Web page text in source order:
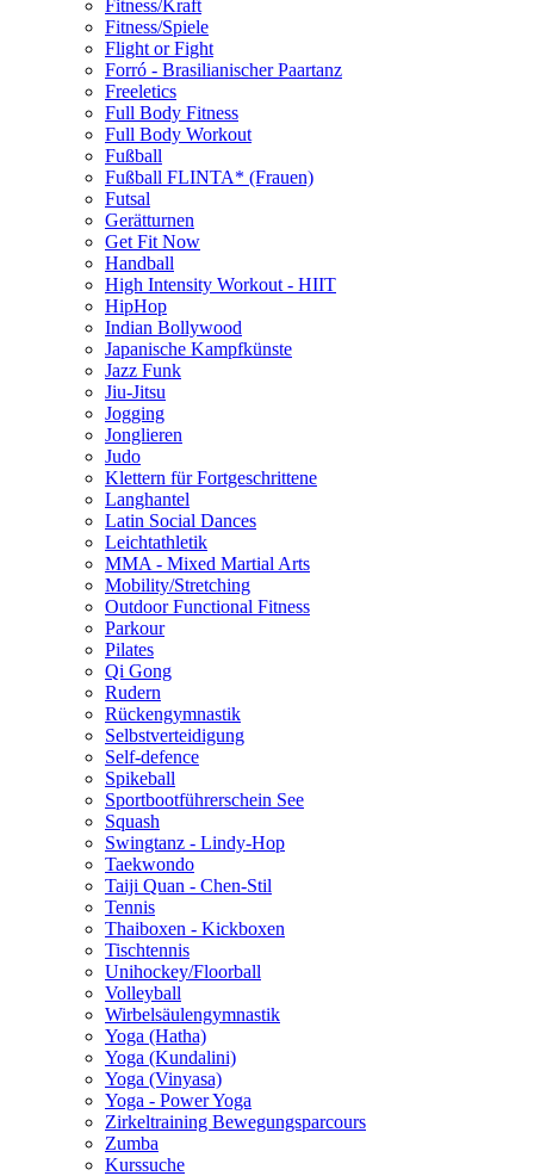
Fitness/Kraft
Fitness/Spiele
Flight or Fight
Forró - Brasilianischer Paartanz
Freeletics
Full Body Fitness
Full Body Workout
Fußball
Fußball FLINTA* (Frauen)
Futsal
Gerätturnen
Get Fit Now
Handball
High Intensity Workout - HIIT
HipHop
Indian Bollywood
Japanische Kampfkünste
Jazz Funk
Jiu-Jitsu
Jogging
Jonglieren
Judo
Klettern für Fortgeschrittene
Langhantel
Latin Social Dances
Leichtathletik
MMA - Mixed Martial Arts
Mobility/Stretching
Outdoor Functional Fitness
Parkour
Pilates
Qi Gong
Rudern
Rückengymnastik
Selbstverteidigung
Self-defence
Spikeball
Sportbootführerschein See
Squash
Swingtanz - Lindy-Hop
Taekwondo
Taiji Quan - Chen-Stil
Tennis
Thaiboxen - Kickboxen
Tischtennis
Unihockey/Floorball
Volleyball
Wirbelsäulengymnastik
Yoga (Hatha)
Yoga (Kundalini)
Yoga (Vinyasa)
Yoga - Power Yoga
Zirkeltraining Bewegungsparcours
Zumba
Kurssuche